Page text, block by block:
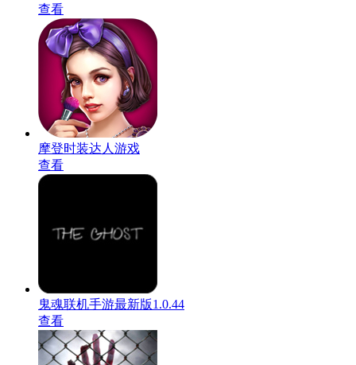
查看
摩登时装达人游戏
查看
鬼魂联机手游最新版1.0.44
查看